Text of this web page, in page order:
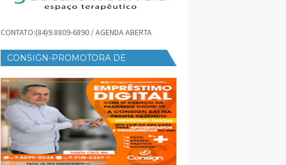
CONTATO:(84)9.8809-6890 / AGENDA ABERTA
CONSIGN-PROMOTORA DE